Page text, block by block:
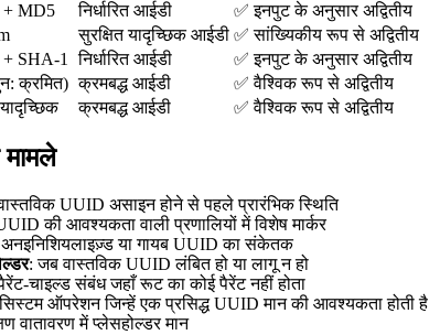
MD5 निर्धारित आईडी
✅ इनपुट के अनुसार अद्वितीय
सुरक्षित यादृच्छिक आईडी ✅ सांख्यिकीय रूप से अद्वितीय
SHA-1 निर्धारित आईडी
✅ इनपुट के अनुसार अद्वितीय
क्रमित) क्रमबद्ध आईडी
✅ वैश्विक रूप से अद्वितीय
क्रमबद्ध आईडी ✅ वैश्विक रूप से अद्वितीय
मामले
UUID असाइन होने से पहले प्रारंभिक स्थिति
की आवश्यकता वाली प्रणालियों में विशेष मार्कर
या गायब UUID का संकेतक
: जब वास्तविक UUID लंबित हो या लागू न हो
चाइल्ड संबंध जहाँ रूट का कोई पैरेंट नहीं होता
ऑपरेशन जिन्हें एक प्रसिद्ध UUID मान की आवश्यकता होती है
वातावरण में प्लेसहोल्डर मान